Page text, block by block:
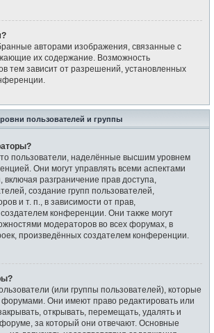
авторами изображения, связанные с
их содержание. Возможность
тем зависит от разрешений, установленных
пользователей и группы
пользователи, наделённые высшим уровнем
Они могут управлять всеми аспектами
разграничение прав доступа,
создание групп пользователей,
и т. п., в зависимости от прав,
конференции. Они также могут
модераторов во всех форумах, в
произведённых создателем конференции.
(или группы пользователей), которые
Они имеют право редактировать или
открывать, перемещать, удалять и
за который они отвечают. Основные